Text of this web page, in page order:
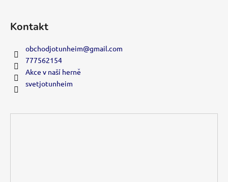
Kontakt
obchodjotunheim@gmail.com
777562154
Akce v naší herně
svetjotunheim